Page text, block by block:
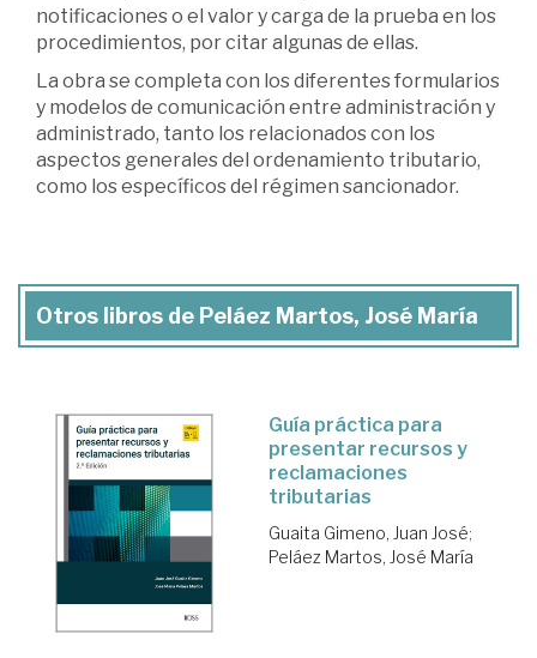
notificaciones o el valor y carga de la prueba en los
procedimientos, por citar algunas de ellas.
La obra se completa con los diferentes formularios
y modelos de comunicación entre administración y
administrado, tanto los relacionados con los
aspectos generales del ordenamiento tributario,
como los específicos del régimen sancionador.
Otros libros de Peláez Martos, José María
Guía práctica para
presentar recursos y
reclamaciones
tributarias
Guaita Gimeno, Juan José;
Peláez Martos, José María